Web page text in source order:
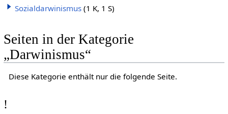
Sozialdarwinismus (1 K, 1 S)
Seiten in der Kategorie
„Darwinismus“
Diese Kategorie enthält nur die folgende Seite.
!